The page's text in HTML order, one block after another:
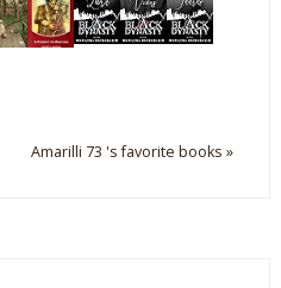
Amarilli 73 's favorite books »